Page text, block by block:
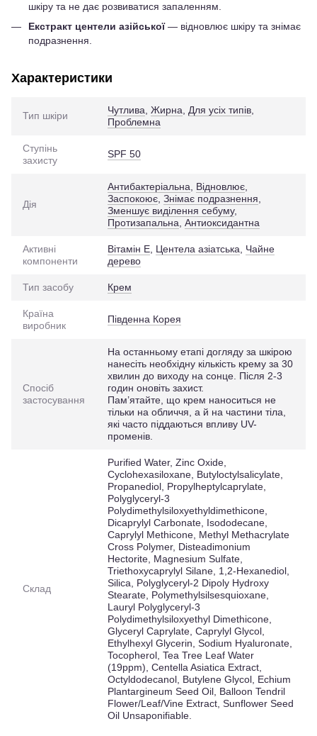
шкіру та не дає розвиватися запаленням.
Екстракт центели азійської— відновлює шкіру та знімає
подразнення.
Характеристики
Тип шкіри Чутлива, Жирна, Для усіх типів,
Проблемна
Ступінь
захисту
SPF 50
Дія
Антибактеріальна, Відновлює,
Заспокоює, Знімає подразнення,
Зменшує виділення себуму,
Протизапальна, Антиоксидантна
Активні
компоненти
Вітамін Е, Центела азіатська, Чайне
дерево
Тип засобу Крем
Країна
виробник
Південна Корея
Спосіб
застосування
На останньому етапі догляду за шкірою
нанесіть необхідну кількість крему за 30
хвилин до виходу на сонце. Після 2-3
годин оновіть захист.
Пам’ятайте, що крем наноситься не
тільки на обличчя, а й на частини тіла,
які часто піддаються впливу UV-
променів.
Склад
Purified Water, Zinc Oxide,
Cyclohexasiloxane, Butyloctylsalicylate,
Propanediol, Propylheptylcaprylate,
Polyglyceryl-3
Polydimethylsiloxyethyldimethicone,
Dicaprylyl Carbonate, Isododecane,
Caprylyl Methicone, Methyl Methacrylate
Cross Polymer, Disteadimonium
Hectorite, Magnesium Sulfate,
Triethoxycaprylyl Silane, 1,2-Hexanediol,
Silica, Polyglyceryl-2 Dipoly Hydroxy
Stearate, Polymethylsilsesquioxane,
Lauryl Polyglyceryl-3
Polydimethylsiloxyethyl Dimethicone,
Glyceryl Caprylate, Caprylyl Glycol,
Ethylhexyl Glycerin, Sodium Hyaluronate,
Tocopherol, Tea Tree Leaf Water
(19ppm), Centella Asiatica Extract,
Octyldodecanol, Butylene Glycol, Echium
Plantargineum Seed Oil, Balloon Tendril
Flower/Leaf/Vine Extract, Sunflower Seed
Oil Unsaponifiable.